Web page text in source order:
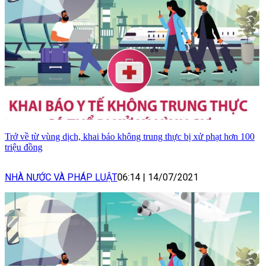
Trở về từ vùng dịch, khai báo không trung thực bị xử phạt hơn 100
triệu đồng
NHÀ NƯỚC VÀ PHÁP LUẬT06:14 14/07/2021